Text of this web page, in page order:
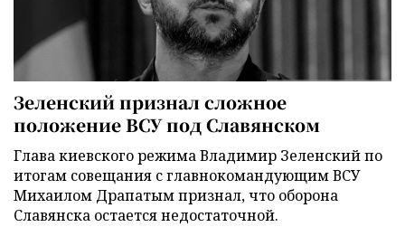
Зеленский признал сложное
положение ВСУ под Славянском
Глава киевского режима Владимир Зеленский по
итогам совещания с главнокомандующим ВСУ
Михаилом Драпатым признал, что оборона
Славянска остается недостаточной.